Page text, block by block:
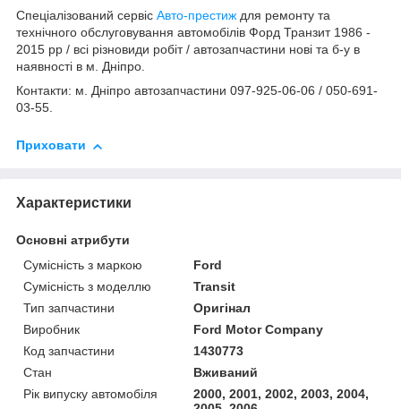
Спеціалізований сервіс Авто-престиж для ремонту та
технічного обслуговування автомобілів Форд Транзит 1986 -
2015 рр / всі різновиди робіт / автозапчастини нові та б-у в
наявності в м. Дніпро.
Контакти: м. Дніпро автозапчастини 097-925-06-06 / 050-691-
03-55.
Приховати
Характеристики
Основні атрибути
Сумісність з маркою
Ford
Сумісність з моделлю
Transit
Тип запчастини
Оригінал
Виробник
Ford Motor Company
Код запчастини
1430773
Стан
Вживаний
Рік випуску автомобіля
2000, 2001, 2002, 2003, 2004,